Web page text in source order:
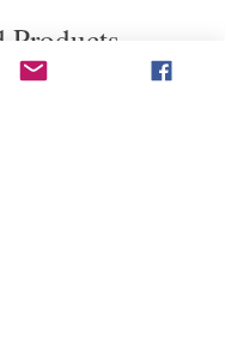
Products